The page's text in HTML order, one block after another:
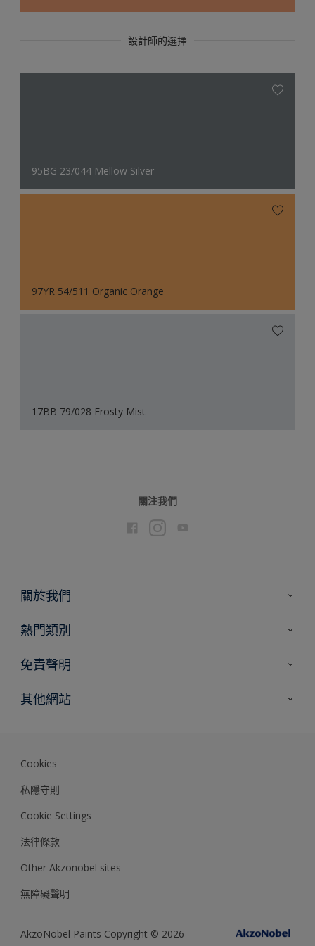
設計師的選擇
95BG 23/044 Mellow Silver
97YR 54/511 Organic Orange
17BB 79/028 Frosty Mist
關注我們
關於我們
聯絡我們
熱門類別
尋找顏色
專家見解
免責聲明
色彩準確度
其他網站
Cookies
私隱守則
Cookie Settings
法律條款
Other Akzonobel sites
無障礙聲明
AkzoNobel Paints Copyright © 2026